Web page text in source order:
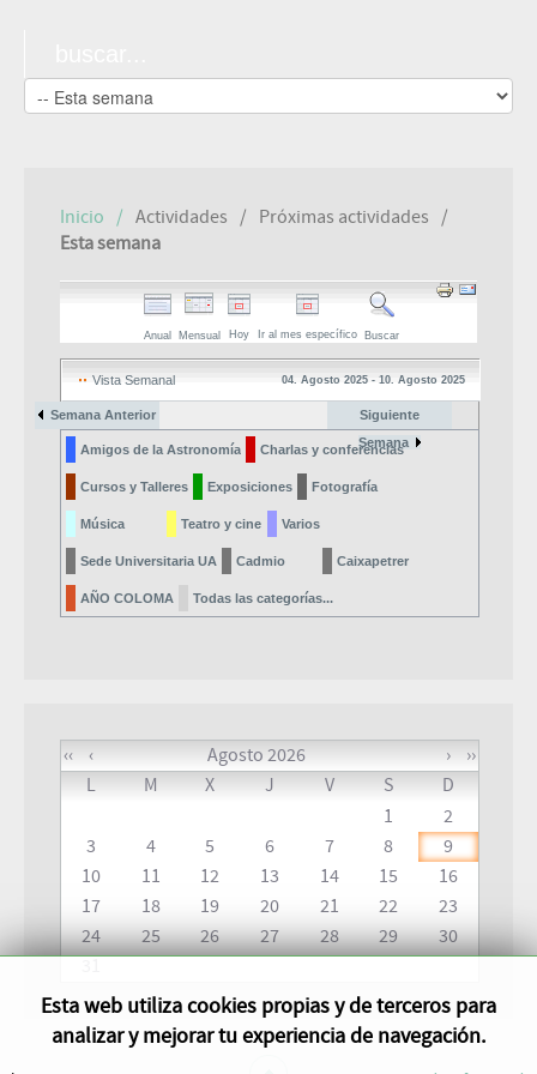
Inicio Actividades
Próximas actividades
Esta semana
Anual Mensual Hoy Ir al mes específico Buscar
Vista Semanal 04. Agosto 2025 - 10. Agosto 2025
Semana Anterior
Agosto 2025
Siguiente
Semana
Amigos de la Astronomía Charlas y conferencias
Cursos y Talleres Exposiciones Fotografía
Música Teatro y cine Varios
Sede Universitaria UA Cadmio Caixapetrer
AÑO COLOMA Todas las categorías...
‹‹ ‹ Agosto 2026 ››
›
L
M X J V S
D
1
2
3
4 5 6 7 8
9
10
11 12 13 14 15
16
17
18 19 20 21 22
23
24
25 26 27 28 29
30
Esta web utiliza cookies propias y de terceros para
analizar y mejorar tu experiencia de navegación.